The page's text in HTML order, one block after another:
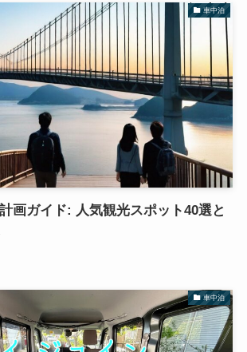
車中泊
画ガイド: 人気観光スポット40選と
車中泊